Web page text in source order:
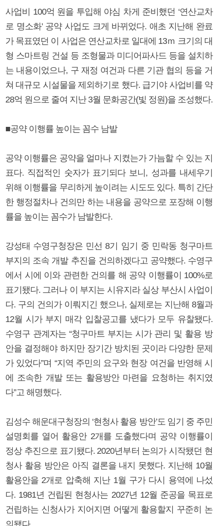
사업비 100억 원을 투입해 야심 차게 준비했던 ‘연산교차
로 명소화’ 공약 사업도 크게 바뀌었다. 애초 지난해 완료
가 목표였던 이 사업은 연산교차로 일대에 13ｍ 크기의 대
형 스마트링 건설 등 조형물과 미디어파사드 등을 설치하
는 내용이었으나, 구 재정 여건과 다른 기관 협의 등을 거
쳐 대규모 시설물을 제외하기로 했다. 급기야 사업비를 약
28억 원으로 줄여 지난 3월 문화공간(빛 정원)을 조성했다.
■공약 이행률 높이는 꼼수 남발
공약 이행률은 공약을 얼마나 지켰는가 가늠할 수 있는 지
표다. 직접적인 숫자가 표기되다 보니, 성과를 내세우기
위해 이행률을 무리하게 높이려는 시도도 있다. 특히 간단
한 행정절차나 건의만 하는 내용을 공약으로 포장해 이행
률을 높이는 꼼수가 남발한다.
강성태 수영구청장은 민선 8기 임기 중 민락동 청구마트
부지의 조속 개발 추진을 건의하겠다고 공약했다. 수영구
에서 시에 이와 관련한 건의를 해 공약 이행률이 100%로
표기됐다. 그러나 이 부지는 시유지라 실상 부산시 사업이
다. 구의 건의가 이뤄지긴 했으나, 실제로는 지난해 8월과
12월 시가 부지 매각 입찰공고를 냈다가 모두 유찰됐다.
수영구 관계자는 “청구마트 부지는 시가 관리 및 활용 방
안을 결정해야 하지만 장기간 방치된 곳이라 다양한 문제
가 있었다”며 “지역 주민의 요구와 현장 여건을 반영해 시
에 조속한 개발 또는 활용방안 마련을 요청하는 취지였
다”고 해명했다.
김성수 해운대구청장의 ‘현청사 활용 방안’도 임기 중 주민
설명회를 열어 활용안 2개를 도출했다며 공약 이행률이
정상 추진으로 표기됐다. 2020년부터 논의가 시작됐던 현
청사 활용 방안은 아직 결론을 내지 못했다. 지난해 10월
활용안을 2개로 압축해 지난 1월 구가 다시 용역에 나섰
다. 1981년 건립된 현청사는 2027년 12월 준공을 목표로
건립하는 신청사가 지어지면 어떻게 활용할지 꾸준히 논
의됐다.